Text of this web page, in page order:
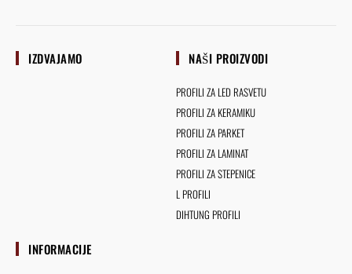
IZDVAJAMO NAŠI PROIZVODI
PROFILI ZA LED RASVETU
PROFILI ZA KERAMIKU
PROFILI ZA PARKET
PROFILI ZA LAMINAT
PROFILI ZA STEPENICE
L PROFILI
DIHTUNG PROFILI
INFORMACIJE